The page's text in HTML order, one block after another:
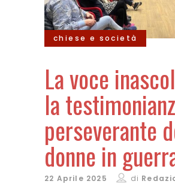
chiese e società
La voce
la
perseverante
donne in
22 Aprile 2025 di